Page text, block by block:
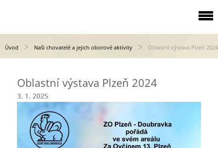
Úvod Naši chovatelé a jejich oborové aktivity Oblastní výstava Plzeň 2024
Oblastní výstava Plzeň 2024
3. 1. 2025